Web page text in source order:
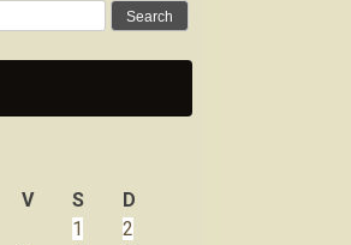
V S
D
1
2